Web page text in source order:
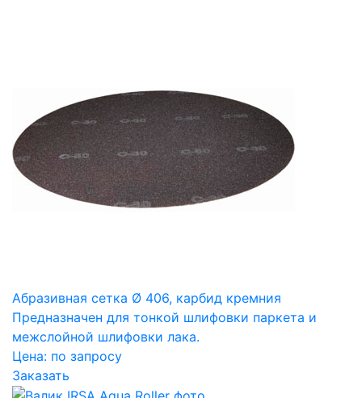
Абразивная сетка Ø 406, карбид кремния
Предназначен для тонкой шлифовки паркета и
межслойной шлифовки лака.
Цена: по запросу
Заказать